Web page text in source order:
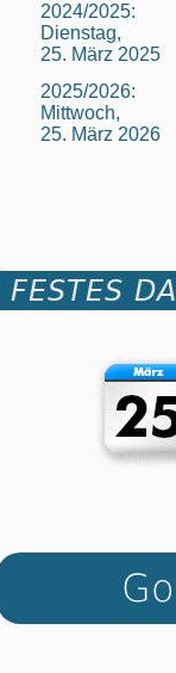
2024/2025:
Dienstag,
25. März 2025
2025/2026:
Mittwoch,
25. März 2026
FESTES